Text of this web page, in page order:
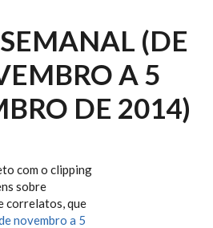
(DE
A 5
DE 2014)
com o clipping
sobre
correlatos, que
novembro a 5